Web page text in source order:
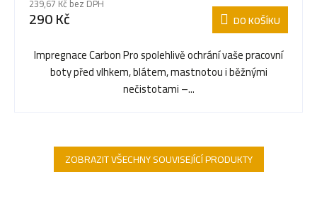
239,67 Kč bez DPH
290 Kč DO KOŠÍKU
Impregnace Carbon Pro spolehlivě ochrání vaše pracovní
boty před vlhkem, blátem, mastnotou i běžnými
nečistotami –...
ZOBRAZIT VŠECHNY SOUVISEJÍCÍ PRODUKTY